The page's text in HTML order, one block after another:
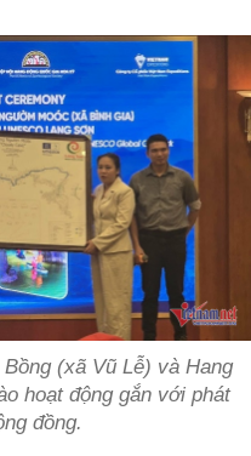
(xã Vũ Lễ) và Hang
hoạt động gắn với phát
đồng.